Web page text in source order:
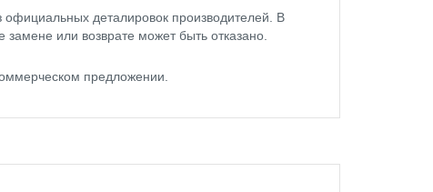
деталировок производителей. В
или возврате может быть отказано.
предложении.